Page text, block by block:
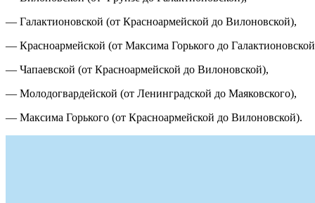
— Галактионовской (от Красноармейской до Вилоновской),
— Красноармейской (от Максима Горького до
— Чапаевской (от Красноармейской до Вилоновской),
— Молодогвардейской (от Ленинградской до Маяковского),
— Максима Горького (от Красноармейской до Вилоновской).